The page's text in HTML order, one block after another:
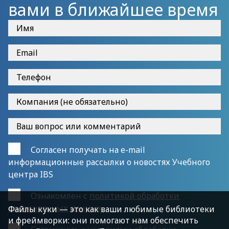
конкретной индустрии, или версии,
учитывающей реалии проектов заказчика.
вами в ближайшее время
Согласен получать на e-mail
информационные рассылки о новостях Учебного
центра IBS
Ознакомлен с политикой обработки
персональных данных
Файлы куки — это как ваши любимые библиотеки
и фреймворки: они помогают нам обеспечить